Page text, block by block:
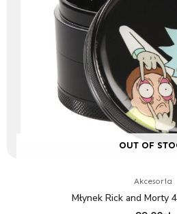
OUT OF
Akcesoria
Młynek Rick and Morty